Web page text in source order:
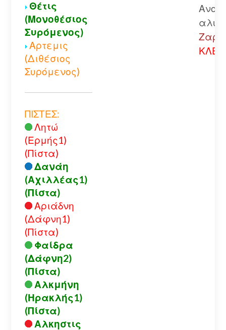
Θέτις
(Μονοθέσιος
Συρόμενος)
Αρτεμις
(Διθέσιος
Συρόμενος)
ΠΙΣΤΕΣ:
Λητώ
(Ερμής1)
(Πίστα)
Δανάη
(Αχιλλέας1)
(Πίστα)
Αριάδνη
(Δάφνη1)
(Πίστα)
Φαίδρα
(Δάφνη2)
(Πίστα)
Αλκμήνη
(Ηρακλής1)
(Πίστα)
Αλκηστις